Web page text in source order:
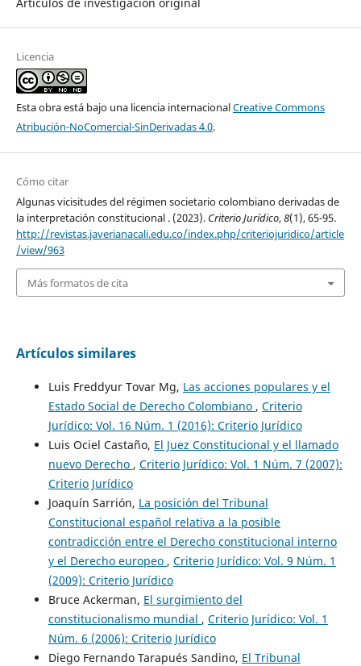
Licencia
Esta obra está bajo una licencia internacionalCreative Commons
Atribución-NoComercial-SinDerivadas 4.0.
Cómo citar
Algunas vicisitudes del régimen societario colombiano derivadas de
la interpretación constitucional . (2023). Criterio Jurídico,8(1), 65-95.
http://revistas.javerianacali.edu.co/index.php/criteriojuridico/article
/view/963
Más formatos de cita
Artículos similares
Luis Freddyur Tovar Mg, Las acciones populares y el
Estado Social de Derecho Colombiano , Criterio
Jurídico: Vol. 16 Núm. 1 (2016): Criterio Jurídico
Luis Ociel Castaño, El Juez Constitucional y el llamado
nuevo Derecho , Criterio Jurídico: Vol. 1 Núm. 7 (2007):
Criterio Jurídico
Joaquín Sarrión, La posición del Tribunal
Constitucional español relativa a la posible
contradicción entre el Derecho constitucional interno
y el Derecho europeo , Criterio Jurídico: Vol. 9 Núm. 1
(2009): Criterio Jurídico
Bruce Ackerman, El surgimiento del
constitucionalismo mundial , Criterio Jurídico: Vol. 1
Núm. 6 (2006): Criterio Jurídico
Diego Fernando Tarapués Sandino, El Tribunal